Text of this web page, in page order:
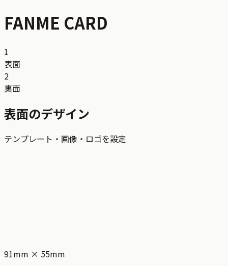
FANME CARD
1
表面
2
裏面
表面のデザイン
テンプレート・画像・ロゴを設定
91mm × 55mm